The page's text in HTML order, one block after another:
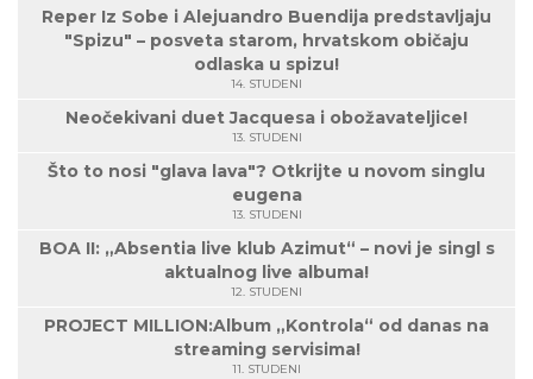
Reper Iz Sobe i Alejuandro Buendija predstavljaju
"Spizu" – posveta starom, hrvatskom običaju
odlaska u spizu!
14. STUDENI
Neočekivani duet Jacquesa i obožavateljice!
13. STUDENI
Što to nosi "glava lava"? Otkrijte u novom singlu
eugena
13. STUDENI
BOA II: „Absentia live klub Azimut“ – novi je singl s
aktualnog live albuma!
12. STUDENI
PROJECT MILLION:Album „Kontrola“ od danas na
streaming servisima!
11. STUDENI